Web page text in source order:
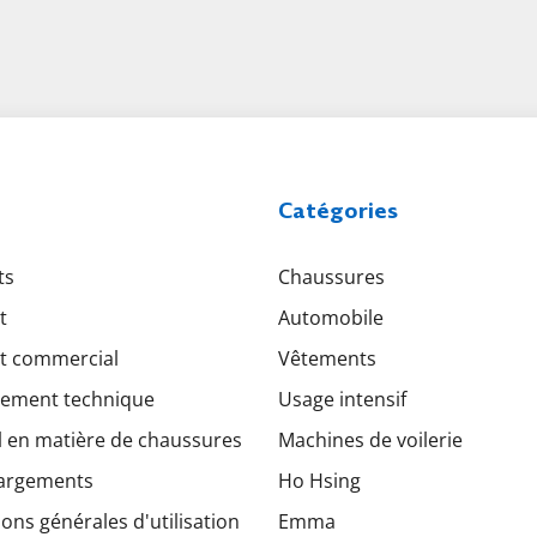
commercial
technique
en matière de chaussures
générales d'utilisation
Catégories
Chaussures
Automobile
Vêtements
Usage intensif
Machines de voilerie
Ho Hsing
Emma